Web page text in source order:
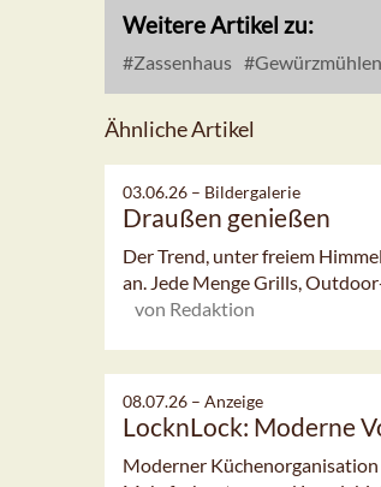
Weitere Artikel zu:
Zassenhaus Gewürzmühlen
Ähnliche Artikel
03.06.26 – Bildergalerie
Draußen genießen
Der Trend, unter freiem
an. Jede Menge Grills,
von Redaktion
08.07.26 – Anzeige
LocknLock: Moderne
Moderner